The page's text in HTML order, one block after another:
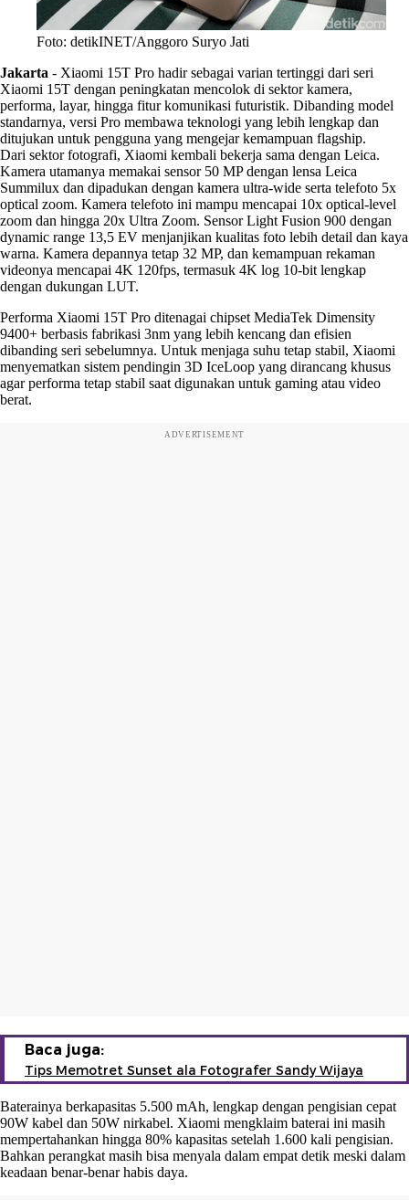
Foto: detikINET/Anggoro Suryo Jati
Jakarta - Xiaomi 15T Pro hadir sebagai varian tertinggi dari seri
Xiaomi 15T dengan peningkatan mencolok di sektor kamera,
performa, layar, hingga fitur komunikasi futuristik. Dibanding model
standarnya, versi Pro membawa teknologi yang lebih lengkap dan
ditujukan untuk pengguna yang mengejar kemampuan flagship.
Dari sektor fotografi, Xiaomi kembali bekerja sama dengan Leica.
Kamera utamanya memakai sensor 50 MP dengan lensa Leica
Summilux dan dipadukan dengan kamera ultra-wide serta telefoto 5x
optical zoom. Kamera telefoto ini mampu mencapai 10x optical-level
zoom dan hingga 20x Ultra Zoom. Sensor Light Fusion 900 dengan
dynamic range 13,5 EV menjanjikan kualitas foto lebih detail dan kaya
warna. Kamera depannya tetap 32 MP, dan kemampuan rekaman
videonya mencapai 4K 120fps, termasuk 4K log 10-bit lengkap
dengan dukungan LUT.
Performa Xiaomi 15T Pro ditenagai chipset MediaTek Dimensity
9400+ berbasis fabrikasi 3nm yang lebih kencang dan efisien
dibanding seri sebelumnya. Untuk menjaga suhu tetap stabil, Xiaomi
menyematkan sistem pendingin 3D IceLoop yang dirancang khusus
agar performa tetap stabil saat digunakan untuk gaming atau video
berat.
ADVERTISEMENT
Baca juga:
Tips Memotret Sunset ala Fotografer Sandy Wijaya
Baterainya berkapasitas 5.500 mAh, lengkap dengan pengisian cepat
90W kabel dan 50W nirkabel. Xiaomi mengklaim baterai ini masih
mempertahankan hingga 80% kapasitas setelah 1.600 kali pengisian.
Bahkan perangkat masih bisa menyala dalam empat detik meski dalam
keadaan benar-benar habis daya.